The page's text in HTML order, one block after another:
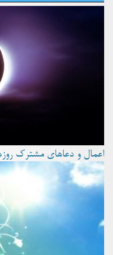
اعمال و دعاهای مشترک